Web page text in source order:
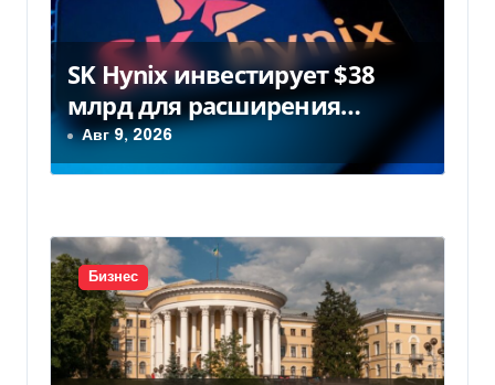
о
з
а
и
с
я
SK Hynix инвестирует $38
млрд для расширения
заводов в Южной Корее
Авг 9, 2026
Бизнес